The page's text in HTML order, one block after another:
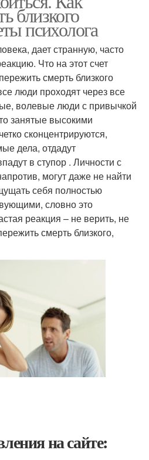
близкого
психолога
дает странную, часто
Что на этот счет
смерть близкого
люди проходят через все
волевые люди с привычкой
занятые высокими
сконцентрируются,
дела, отдадут
в ступор . Личности с
могут даже не найти
себя полностью
словно это
реакция – не верить, не
смерть близкого,
на сайте: